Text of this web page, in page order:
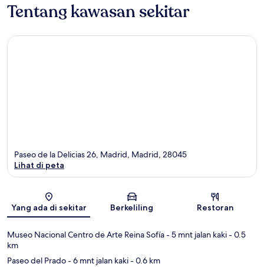
Tentang kawasan sekitar
Peta
Paseo de la Delicias 26, Madrid, Madrid, 28045
Lihat di peta
Yang ada di sekitar Berkeliling Restoran
Museo Nacional Centro de Arte Reina Sofía- 5 mnt jalan kaki- 0.5
km
Paseo del Prado- 6 mnt jalan kaki- 0.6 km